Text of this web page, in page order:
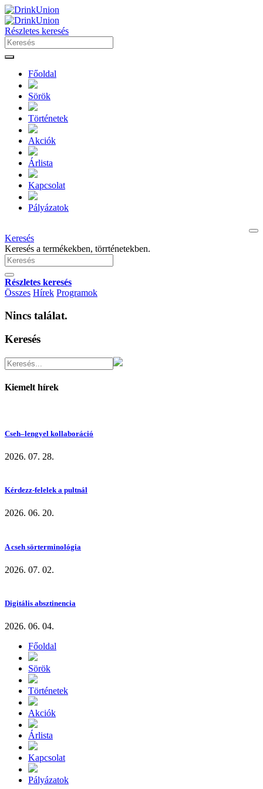
Részletes keresés
Főoldal
Sörök
Történetek
Akciók
Árlista
Kapcsolat
Pályázatok
Keresés
Keresés a termékekben, törrténetekben.
Részletes keresés
Összes Hírek Programok
Nincs találat.
Keresés
Kiemelt hírek
Cseh–lengyel kollaboráció
2026. 07. 28.
Kérdezz-felelek a pultnál
2026. 06. 20.
A cseh sörterminológia
2026. 07. 02.
Digitális absztinencia
2026. 06. 04.
Főoldal
Sörök
Történetek
Akciók
Árlista
Kapcsolat
Pályázatok